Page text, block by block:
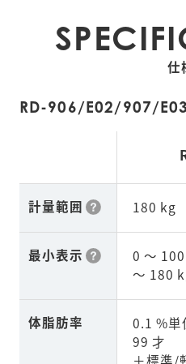
仕
RD-906/E02/907/E03
計量範囲 180 kg
最小表示
0 ～
～ 180
体脂肪率
0.1 %
99 才
＋標準/